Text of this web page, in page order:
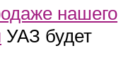
нашего
УАЗ будет